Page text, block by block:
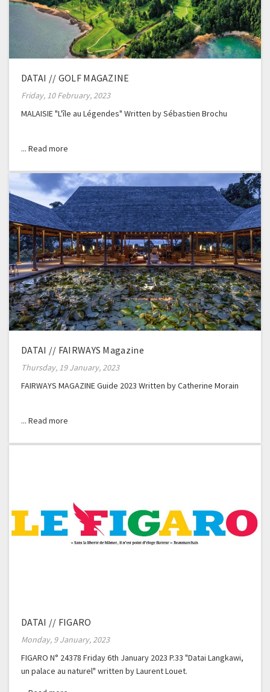
DATAI // GOLF MAGAZINE
Friday, 10 February, 2023
MALAISIE "L'île au Légendes" Written by Sébastien Brochu
DATAI // FAIRWAYS Magazine
Thursday, 19 January, 2023
FAIRWAYS MAGAZINE Guide 2023 Written by Catherine Morain
DATAI // FIGARO
Monday, 9 January, 2023
FIGARO N° 24378 Friday 6th January 2023 P.33 "Datai Langkawi,
un palace au naturel" written by Laurent Louet.